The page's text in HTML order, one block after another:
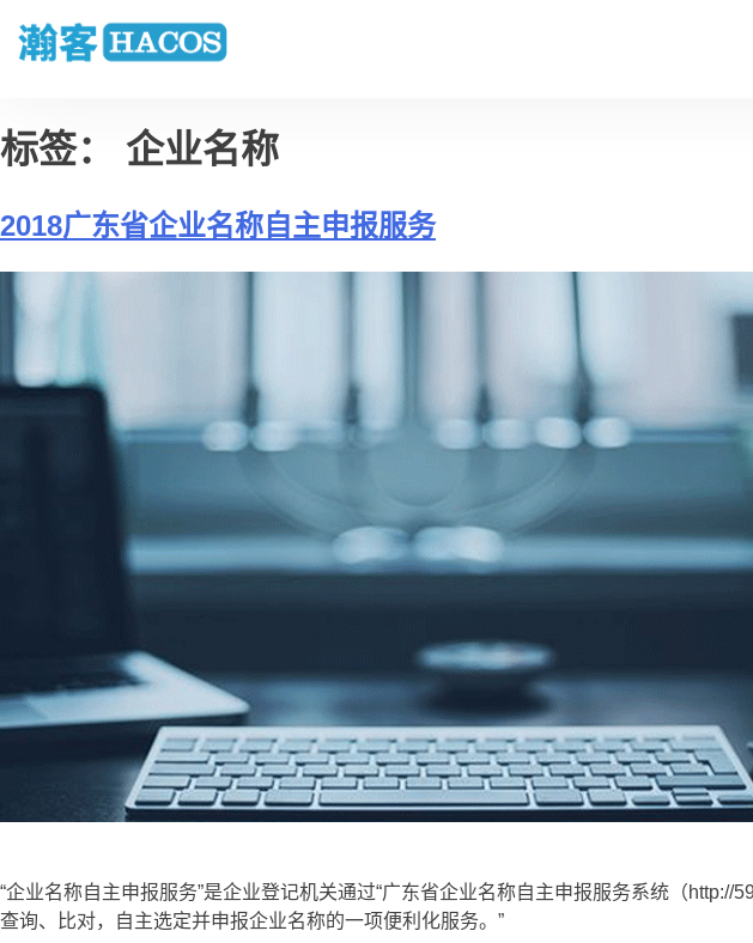
标签： 企业名称
2018广东省企业名称自主申报服务
“企业名称自主申报服务”是企业登记机关通过“广东省企业名称自主申报服务系统（
查询、比对，自主选定并申报企业名称的一项便利化服务。”